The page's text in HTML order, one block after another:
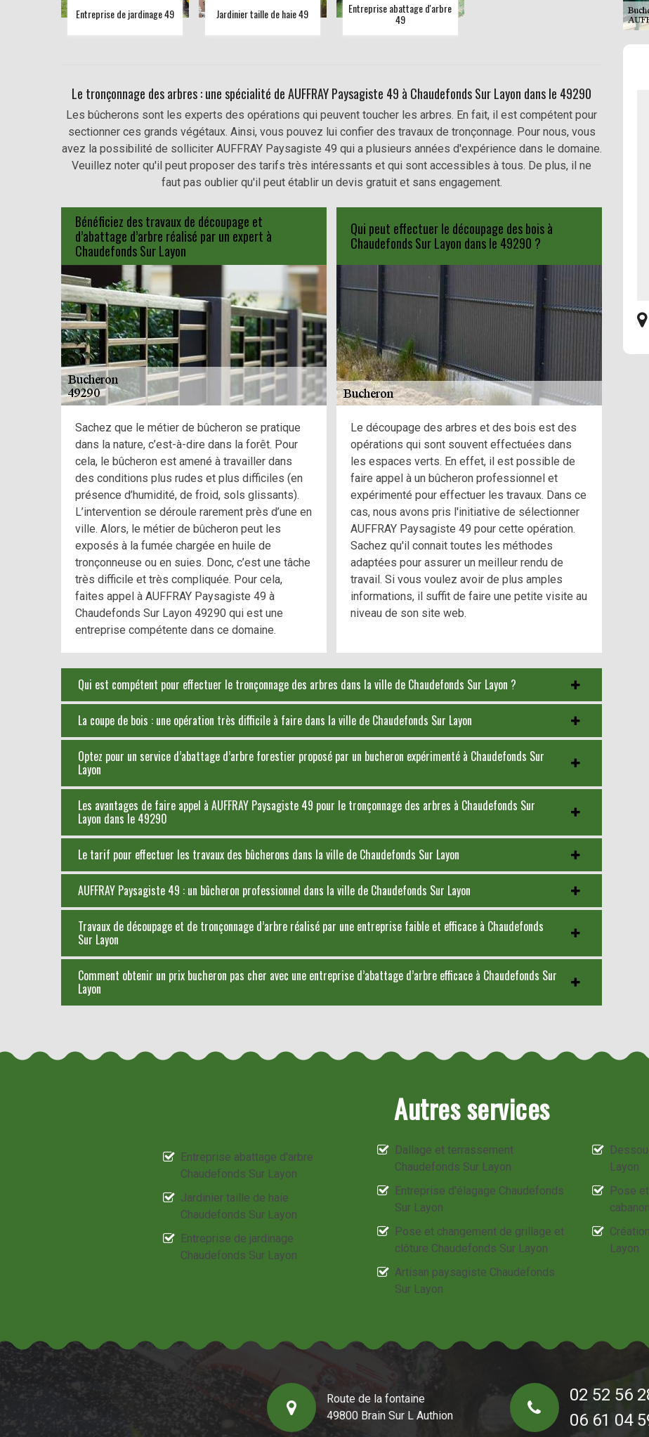
Entreprise de jardinage 49 Jardinier taille de haie 49 Entreprise abattage d'arbre
49
Le tronçonnage des arbres : une spécialité de AUFFRAY Paysagiste 49 à Chaudefonds Sur Layon dans le 49290
Les bûcherons sont les experts des opérations qui peuvent toucher les arbres. En fait, il est compétent pour
sectionner ces grands végétaux. Ainsi, vous pouvez lui confier des travaux de tronçonnage. Pour nous, vous
avez la possibilité de solliciter AUFFRAY Paysagiste 49 qui a plusieurs années d'expérience dans le domaine.
Veuillez noter qu'il peut proposer des tarifs très intéressants et qui sont accessibles à tous. De plus, il ne
faut pas oublier qu'il peut établir un devis gratuit et sans engagement.
Bénéficiez des travaux de découpage et
d’abattage d’arbre réalisé par un expert à
Chaudefonds Sur Layon
Sachez que le métier de bûcheron se pratique
dans la nature, c’est-à-dire dans la forêt. Pour
cela, le bûcheron est amené à travailler dans
des conditions plus rudes et plus difficiles (en
présence d’humidité, de froid, sols glissants).
L’intervention se déroule rarement près d’une en
ville. Alors, le métier de bûcheron peut les
exposés à la fumée chargée en huile de
tronçonneuse ou en suies. Donc, c’est une tâche
très difficile et très compliquée. Pour cela,
faites appel à AUFFRAY Paysagiste 49 à
Chaudefonds Sur Layon 49290 qui est une
entreprise compétente dans ce domaine.
Qui peut effectuer le découpage des bois à
Chaudefonds Sur Layon dans le 49290 ?
Le découpage des arbres et des bois est des
opérations qui sont souvent effectuées dans
les espaces verts. En effet, il est possible de
faire appel à un bûcheron professionnel et
expérimenté pour effectuer les travaux. Dans ce
cas, nous avons pris l'initiative de sélectionner
AUFFRAY Paysagiste 49 pour cette opération.
Sachez qu'il connait toutes les méthodes
adaptées pour assurer un meilleur rendu de
travail. Si vous voulez avoir de plus amples
informations, il suffit de faire une petite visite au
niveau de son site web.
Qui est compétent pour effectuer le tronçonnage des arbres dans la ville de Chaudefonds Sur Layon ?
La coupe de bois : une opération très difficile à faire dans la ville de Chaudefonds Sur Layon
Optez pour un service d’abattage d’arbre forestier proposé par un bucheron expérimenté à Chaudefonds Sur
Layon
Les avantages de faire appel à AUFFRAY Paysagiste 49 pour le tronçonnage des arbres à Chaudefonds Sur
Layon dans le 49290
Le tarif pour effectuer les travaux des bûcherons dans la ville de Chaudefonds Sur Layon
AUFFRAY Paysagiste 49 : un bûcheron professionnel dans la ville de Chaudefonds Sur Layon
Travaux de découpage et de tronçonnage d’arbre réalisé par une entreprise faible et efficace à Chaudefonds
Sur Layon
Comment obtenir un prix bucheron pas cher avec une entreprise d’abattage d’arbre efficace à Chaudefonds Sur
Layon
Autres services
Entreprise abattage d'arbre
Chaudefonds Sur Layon
Jardinier taille de haie
Chaudefonds Sur Layon
Entreprise de jardinage
Chaudefonds Sur Layon
Dallage et terrassement
Chaudefonds Sur Layon
Entreprise d'élagage Chaudefonds
Sur Layon
Pose et changement de grillage et
clôture Chaudefonds Sur Layon
Artisan paysagiste Chaudefonds
Sur Layon
Layon
Pose
Layon
Route de la fontaine
49800 Brain Sur L Authion
02 52 56
06 61 04